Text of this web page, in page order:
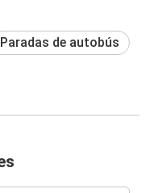
Paradas de autobús